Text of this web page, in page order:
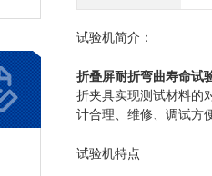
试验机简介：
折叠屏耐折弯曲寿命试
折夹具实现测试材料的
计合理、维修、调试方
试验机特点